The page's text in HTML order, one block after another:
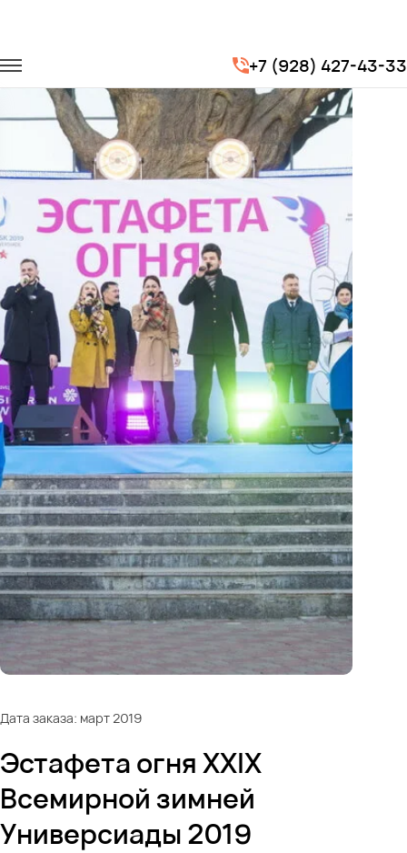
+7 (928) 427-43-33
Транспорт для спорта
Эстафета огня XXIX Всемирной зимней Универсиады 2019
Дата заказа: март 2019
Эстафета огня XXIX
Всемирной зимней
Универсиады 2019